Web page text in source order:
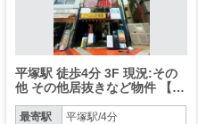
平塚駅 徒歩4分 3F 現況:その
他 その他居抜きなど物件 【飲
最寄駅
平塚駅/4分